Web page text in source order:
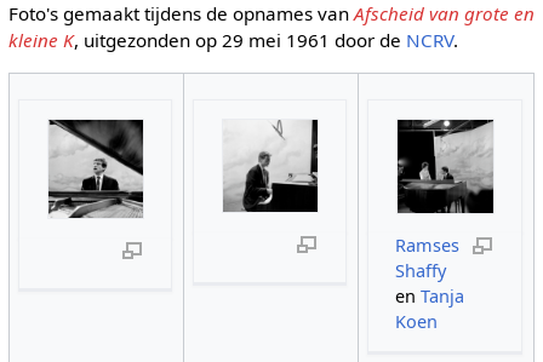
Foto's gemaakt tijdens de opnames vanAfscheid van grote en
kleine K, uitgezonden op 29 mei 1961 door de NCRV.
Ramses
Shaffy
enTanja
Koen